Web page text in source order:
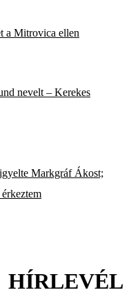
a Mitrovica ellen
nevelt – Kerekes
Markgráf Ákost;
HÍRLEVÉL